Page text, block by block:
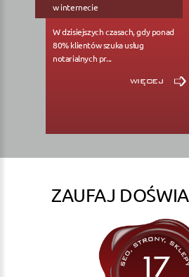
w internecie
W dzisiejszych czasach, gdy ponad
80% klientów szuka usług
notarialnych pr...
więcej
ZAUFAJ